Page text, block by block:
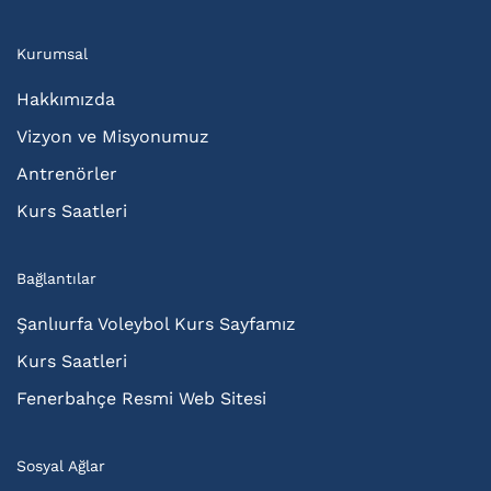
Kurumsal
Hakkımızda
Vizyon ve Misyonumuz
Antrenörler
Kurs Saatleri
Bağlantılar
Şanlıurfa Voleybol Kurs Sayfamız
Kurs Saatleri
Fenerbahçe Resmi Web Sitesi
Sosyal Ağlar